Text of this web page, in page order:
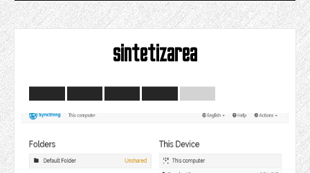
sintetizarea